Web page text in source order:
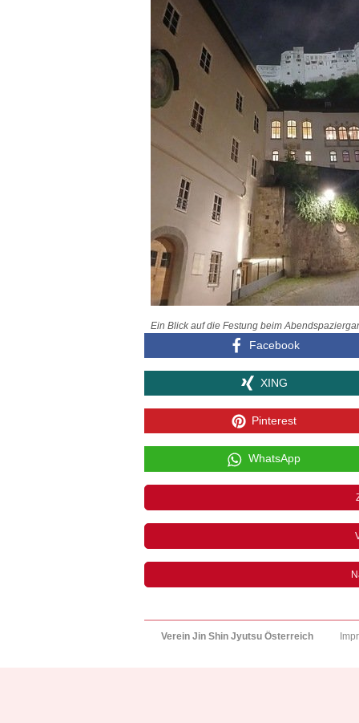
Ein Blick auf die Festung beim
Facebook
XING
Pinterest
WhatsApp
Verein Jin Shin Jyutsu Österreich